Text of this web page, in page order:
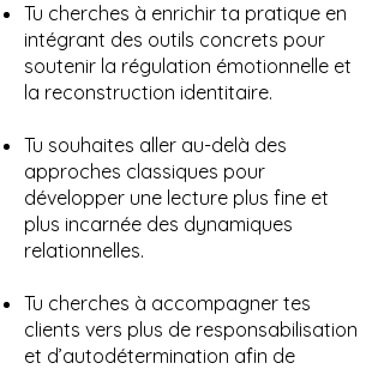
Tu cherches à enrichir ta pratique en
intégrant des outils concrets pour
soutenir la régulation émotionnelle et
la reconstruction identitaire.
Tu souhaites aller au-delà des
approches classiques pour
développer une lecture plus fine et
plus incarnée des dynamiques
relationnelles.
Tu cherches à accompagner tes
clients vers plus de responsabilisation
et d’autodétermination afin de